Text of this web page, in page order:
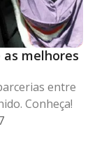
as melhores
entre
Conheça!